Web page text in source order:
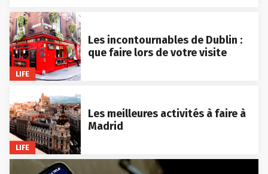
LIFE
Les incontournables de Dublin :
que faire lors de votre visite
LIFE
Les meilleures activités à faire à
Madrid